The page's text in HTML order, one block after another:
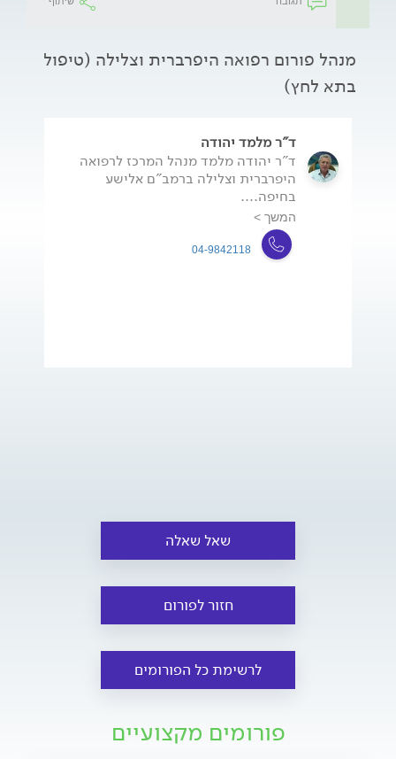
מנהל פורום רפואה היפרברית וצלילה (טיפול
בתא לחץ)
ד"ר מלמד יהודה
ד"ר יהודה מלמד מנהל המרכז לרפואה
היפרברית וצלילה ברמב"ם אלישע
בחיפה....
המשך >
04-9842118
שאל שאלה
חזור לפורום
לרשימת כל הפורומים
פורומים מקצועיים